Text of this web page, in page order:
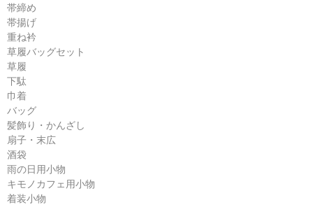
帯締め
帯揚げ
重ね衿
草履バッグセット
草履
下駄
巾着
バッグ
髪飾り・かんざし
扇子・末広
酒袋
雨の日用小物
キモノカフェ用小物
着装小物